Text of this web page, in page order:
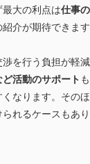
大の利点は仕事
介が期待できます
を行う負担が軽
活動のサポート
なります。その
れるケースもあり